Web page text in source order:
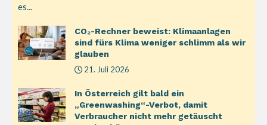
es...
CO₂-Rechner beweist: Klimaanlagen
sind fürs Klima weniger schlimm als wir
glauben
21. Juli 2026
In Österreich gilt bald ein
„Greenwashing“-Verbot, damit
Verbraucher nicht mehr getäuscht